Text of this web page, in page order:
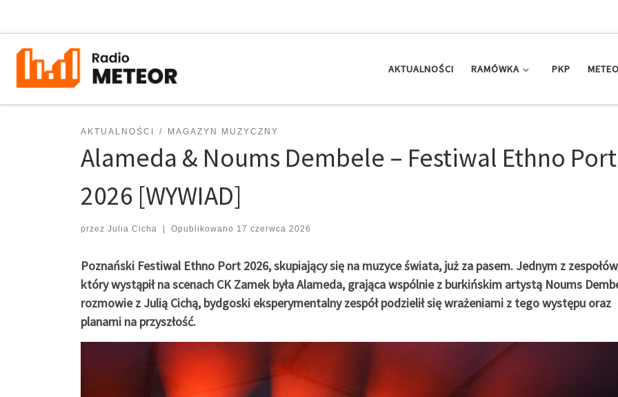
AKTUALNOŚCI RAMÓWKA PKP
AKTUALNOŚCI MAGAZYN MUZYCZNY
Alameda & Noums Dembele – Festiwal Ethno Port
2026 [WYWIAD]
przez Julia Cicha | Opublikowano 17 czerwca 2026
Poznański Festiwal Ethno Port 2026, skupiający się na muzyce świata, już za pasem. Jednym z
który wystąpił na scenach CK Zamek była Alameda, grająca wspólnie z burkińskim artystą Noums
rozmowie z Julią Cichą, bydgoski eksperymentalny zespół podzielił się wrażeniami z tego występu oraz
planami na przyszłość.